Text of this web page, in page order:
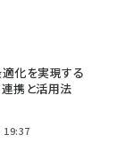
化を実現する
連携と活用法
19:37